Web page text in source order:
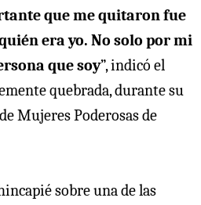
que me quitaron fue
era yo. No solo por mi
que soy”, indicó el
quebrada, durante su
Mujeres Poderosas de
sobre una de las